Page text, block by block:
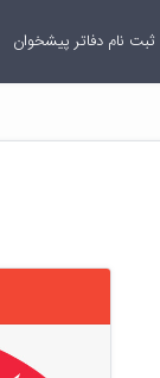
ثبت نام دفاتر پیشخوان